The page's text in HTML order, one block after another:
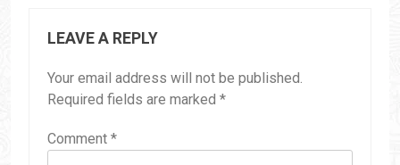
LEAVE A REPLY
Your email address will not be published.
Required fields are marked *
Comment *